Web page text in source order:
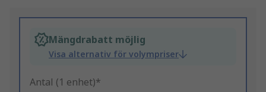
Mängdrabatt möjlig
Visa alternativ för volympriser
Antal (1 enhet)*